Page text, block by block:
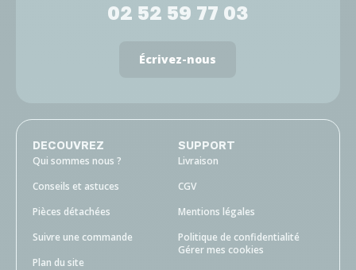
02 52 59 77 03
Écrivez-nous
DECOUVREZ
Qui sommes nous ?
Conseils et astuces
Pièces détachées
Suivre une commande
Plan du site
SUPPORT
Livraison
CGV
Mentions légales
Politique de confidentialité
Gérer mes cookies